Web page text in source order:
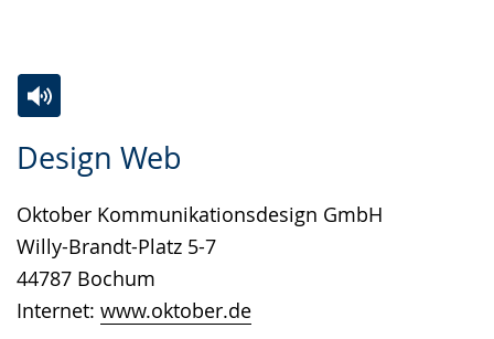
Design Web
Oktober Kommunikationsdesign GmbH
Willy-Brandt-Platz 5-7
44787 Bochum
Internet: www.oktober.de
Leichten
wechseln.
Audio-
Video
Deutscher
Gebärdensprache
wird
angezeigt.